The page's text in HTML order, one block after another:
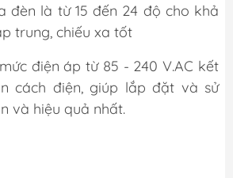
đèn là từ 15 đến 24 độ cho khả
trung, chiếu xa tốt
điện áp từ 85 - 240 V.AC kết
cách điện, giúp lắp đặt và sử
và hiệu quả nhất.